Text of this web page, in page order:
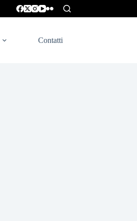
Contatti